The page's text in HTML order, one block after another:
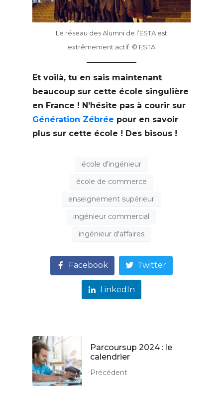
Le réseau des Alumni de l’ESTA est
extrêmement actif. © ESTA
Et voilà, tu en sais maintenant
beaucoup sur cette école singulière
en France ! N’hésite pas à courir sur
Génération Zébrée pour en savoir
plus sur cette école ! Des bisous !
école d'ingénieur
école de commerce
enseignement supérieur
ingénieur commercial
ingénieur d'affaires
Facebook Twitter
LinkedIn
Parcoursup 2024 : le
calendrier
Précédent